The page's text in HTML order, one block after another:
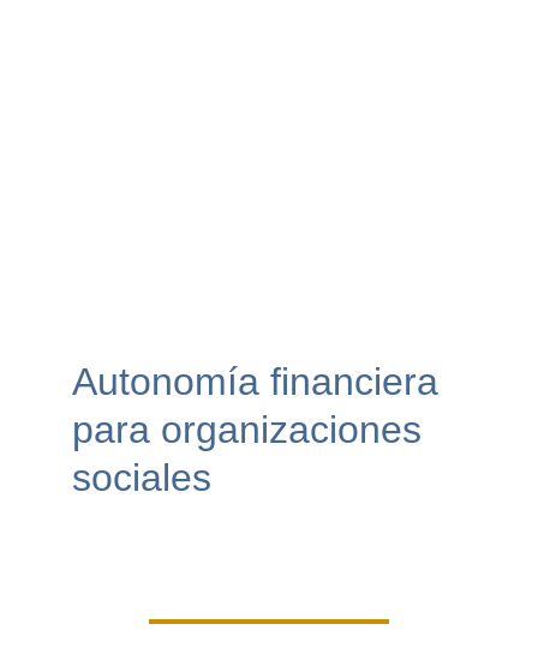
Autonomía financiera
para organizaciones
sociales